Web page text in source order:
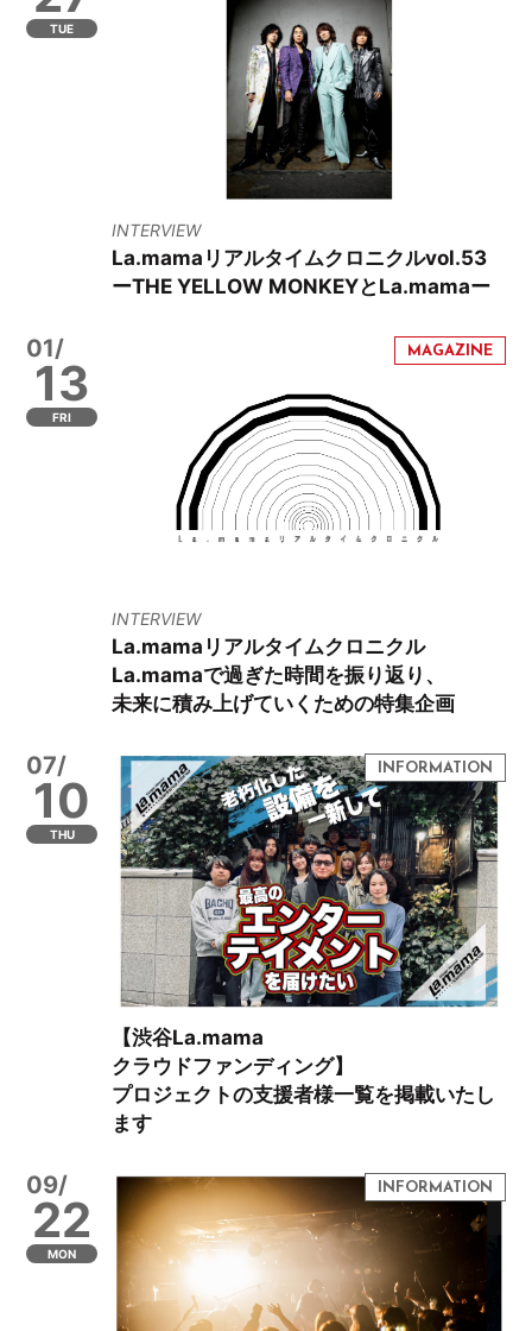
TUE
INTERVIEW
La.mamaリアルタイムクロニクルvol.53
ーTHE YELLOW MONKEYとLa.mamaー
01/
13
FRI
INTERVIEW
La.mamaリアルタイムクロニクル
La.mamaで過ぎた時間を振り返り、
未来に積み上げていくための特集企画
07/
10
THU
【渋谷La.mama
クラウドファンディング】
プロジェクトの支援者様一覧を掲載いたし
ます
09/
22
MON